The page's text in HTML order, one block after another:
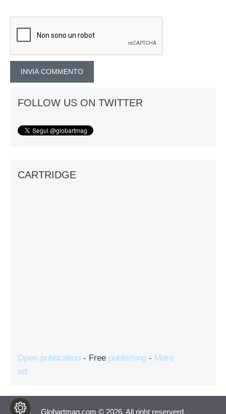
FOLLOW US ON TWITTER
CARTRIDGE
Open publication - Free publishing - More
art
Globartmag.com © 2026. All right reserverd.